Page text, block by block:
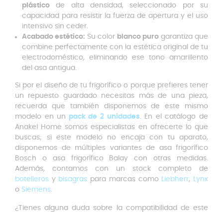
plástico de alta densidad, seleccionado por su
capacidad para resistir la fuerza de apertura y el uso
intensivo sin ceder.
Acabado estético: Su color blanco puro garantiza que
combine perfectamente con la estética original de tu
electrodoméstico, eliminando ese tono amarillento
del asa antigua.
Si por el diseño de tu frigorífico o porque prefieres tener
un repuesto guardado necesitas más de una pieza,
recuerda que también disponemos de este mismo
modelo en un pack de 2 unidades. En el catálogo de
Anakel Home somos especialistas en ofrecerte lo que
buscas; si este modelo no encaja con tu aparato,
disponemos de múltiples variantes de asa frigorífico
Bosch o asa frigorífico Balay con otras medidas.
Además, contamos con un stock completo de
botelleros y bisagras para marcas como Liebherr,
Lynx
o Siemens.
¿Tienes alguna duda sobre la compatibilidad de este